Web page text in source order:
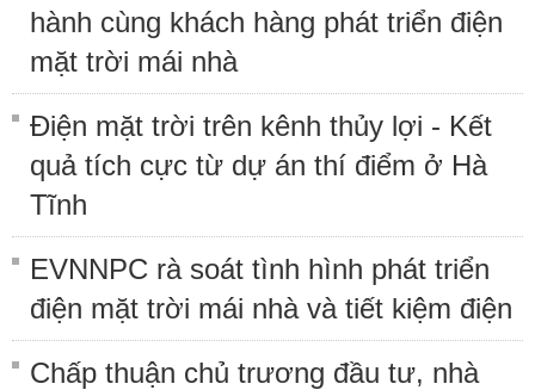
hành cùng khách hàng phát triển điện
mặt trời mái nhà
Điện mặt trời trên kênh thủy lợi - Kết
quả tích cực từ dự án thí điểm ở Hà
Tĩnh
EVNNPC rà soát tình hình phát triển
điện mặt trời mái nhà và tiết kiệm điện
Chấp thuận chủ trương đầu tư, nhà